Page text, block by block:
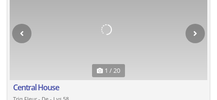
1 / 20
Central House
Triq Fleur - De - Lys 58